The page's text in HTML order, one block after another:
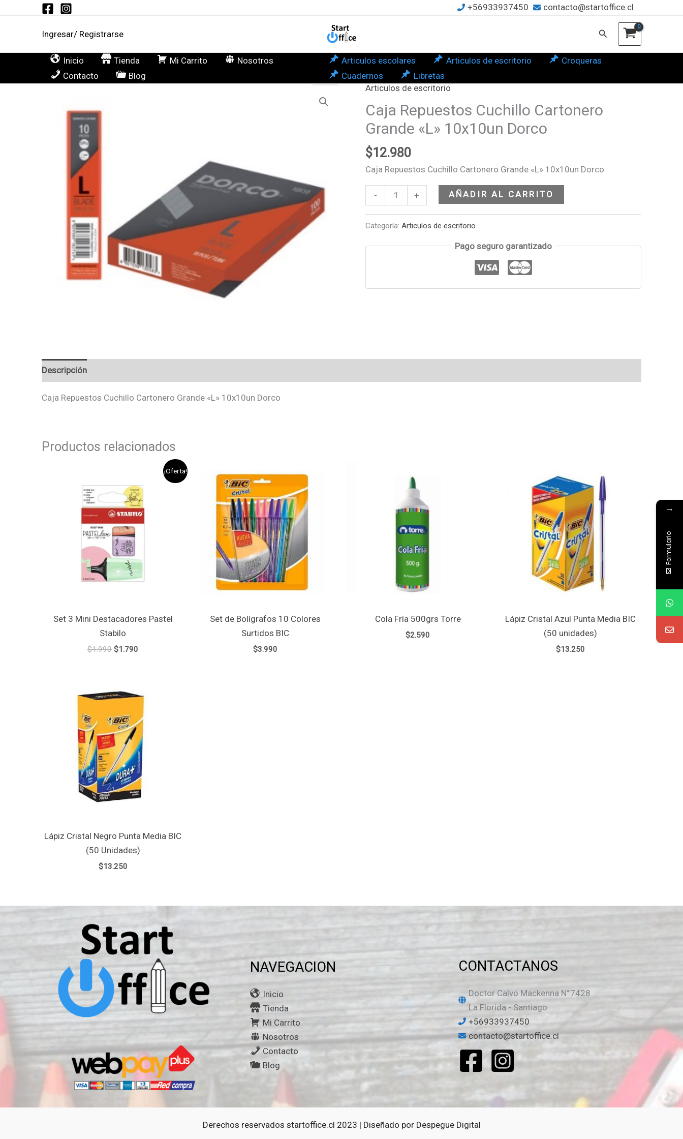
+56933937450 contacto@startoffice.cl
Ingresar/ Registrarse Buscar
Inicio Tienda Mi Carrito
Nosotros
Contacto
Blog
Articulos escolares Articulos de escritorio
Croqueras
Cuadernos
Libretas
Articulos de escritorio
Caja Repuestos Cuchillo Cartonero
Grande «L» 10x10un Dorco
$12.980
Caja Repuestos Cuchillo Cartonero Grande «L» 10x10un Dorco
-
Caja
Repuestos
Cuchillo
Cartonero
Grande
"L"
10x10un
cantidad
+ AÑADIR AL CARRITO
Categoría:Articulos de escritorio
Pago seguro garantizado
Descripción
Caja Repuestos Cuchillo Cartonero Grande «L» 10x10un Dorco
Productos relacionados
¡Oferta!
Set 3 Mini Destacadores Pastel
Stabilo
$1.990
original
era:
$1.990.
$1.790
actual
es:
$1.790.
Set de Bolígrafos 10 Colores
Surtidos BIC
$3.990
Cola Fría 500grs Torre
$2.590
Lápiz Cristal Azul Punta Media BIC
(50 unidades)
$13.250
Lápiz Cristal Negro Punta Media BIC
(50 Unidades)
$13.250
NAVEGACION
Inicio
Tienda
Mi Carrito
Nosotros
Contacto
Blog
CONTACTANOS
Doctor Calvo Mackenna N°7428
La Florida - Santiago
+56933937450
contacto@startoffice.cl
Derechos reservados startoffice.cl 2023 | Diseñado por Despegue Digital
Cartonero
10x10un
cantidad
→
Formulario